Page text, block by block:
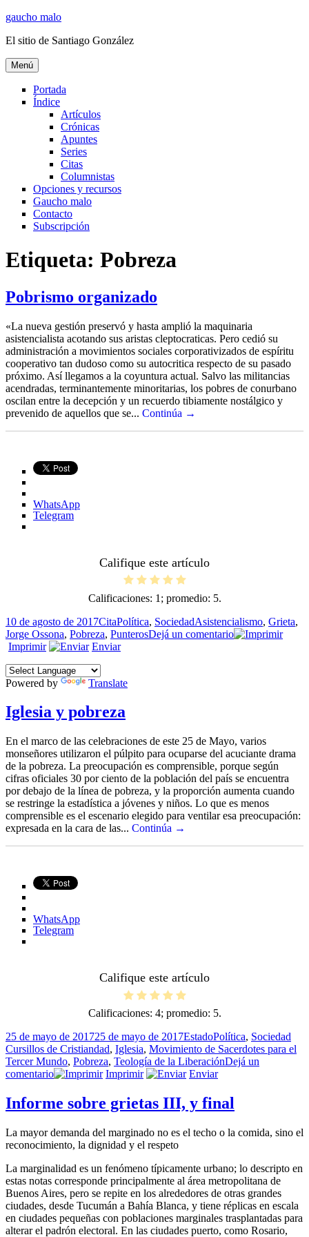
Ir
contenido
gaucho malo
El sitio de Santiago González
Menú
Portada
Índice
Artículos
Crónicas
Apuntes
Series
Citas
Columnistas
Opciones y recursos
Gaucho malo
Contacto
Subscripción
Etiqueta: Pobreza
Pobrismo organizado
«La nueva gestión preservó y hasta amplió la maquinaria
asistencialista acotando sus aristas cleptocraticas. Pero cedió su
administración a movimientos sociales corporativizados de espíritu
cooperativo tan dudoso como su autocritica respecto de su pasado
próximo. Así llegamos a la coyuntura actual. Salvo las militancias
acendradas, terminantemente minoritarias, los pobres de conurbano
oscilan entre la decepción y un recuerdo tibiamente nostálgico y
prevenido de aquellos que se... Continúa →
WhatsApp
Telegram
Califique este artículo
Calificaciones: 1 ; promedio: 5.
Publicado
el
10 de agosto de 2017Formato
CitaCategorías
Política, SociedadEtiquetas
Asistencialismo, Grieta,
Jorge Ossona, Pobreza, PunterosDejá un comentarioen
Imprimir Enviar
Powered by Translate
Iglesia y pobreza
En el marco de las celebraciones de este 25 de Mayo, varios
monseñores utilizaron el púlpito para ocuparse del acuciante drama
de la pobreza. La preocupación es comprensible, porque según
cifras oficiales 30 por ciento de la población del país se encuentra
por debajo de la línea de pobreza, y la proporción aumenta cuando
se restringe la estadística a jóvenes y niños. Lo que es menos
comprensible es el escenario elegido para ventilar esa preocupación:
expresada en la cara de las... Continúa →
WhatsApp
Telegram
Califique este artículo
Calificaciones: 4; promedio: 5.
Publicado
el
25 de mayo de 201725 de mayo de 2017Formato
EstadoCategorías
Política, Sociedad
Cursillos de Cristiandad, Iglesia, Movimiento de Sacerdotes para el
Tercer Mundo, Pobreza, Teología de la LiberaciónDejá un
comentarioen
pobreza
Imprimir Enviar
Informe sobre grietas III, y final
La mayor demanda del marginado no es el techo o la comida, sino el
reconocimiento, la dignidad y el respeto
La marginalidad es un fenómeno típicamente urbano; lo descripto en
estas notas corresponde principalmente al área metropolitana de
Buenos Aires, pero se repite en los alrededores de otras grandes
ciudades, desde Tucumán a Bahía Blanca, y tiene réplicas en escala
en ciudades pequeñas con poblaciones marginales trasplantadas para
alterar el padrón electoral. En las ciudades puerto, como Rosario,